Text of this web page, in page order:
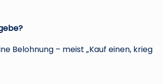
Belohnung – meist „Kauf einen, krieg